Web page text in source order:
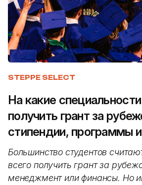
STEPPE SELECT
На какие
получить грант за
стипендии, программы
Большинство студентов
всего получить грант за
менеджмент или финансы. Но